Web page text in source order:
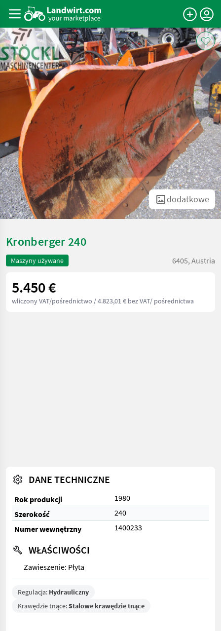
dodatkowe
Kronberger 240
Maszyny używane 6405, Austria
5.450 €
wliczony VAT/pośrednictwo / 4.823,01 € bez VAT/ pośrednictwa
DANE TECHNICZNE
Rok produkcji
1980
Szerokość
240
Numer wewnętrzny
1400233
WŁAŚCIWOŚCI
Zawieszenie: Płyta
Regulacja: Hydrauliczny
Krawędzie tnące:Stalowe krawędzie tnące